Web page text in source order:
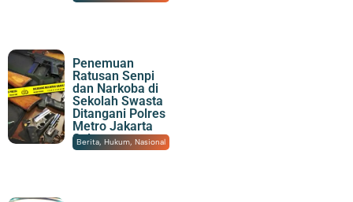
Penemuan
Ratusan Senpi
dan Narkoba di
Sekolah Swasta
Ditangani Polres
Metro Jakarta
Selatan
06/08/2026|20:14
Berita,Hukum,Nasional